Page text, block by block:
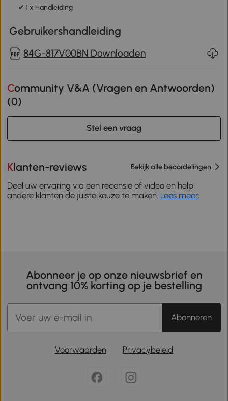
✔ 1 x Handleiding
Gebruikershandleiding
84G-817V00BN Downloaden
Community V&A (Vragen en Antwoorden)
(0)
Stel een vraag
Klanten-reviews Bekijk alle beoordelingen
Deel uw ervaring via een recensie of video en help
andere klanten de juiste keuze te maken. Lees meer.
Abonneer je op onze nieuwsbrief en
ontvang 10% korting op je bestelling
Abonneren
Voorwaarden Privacybeleid